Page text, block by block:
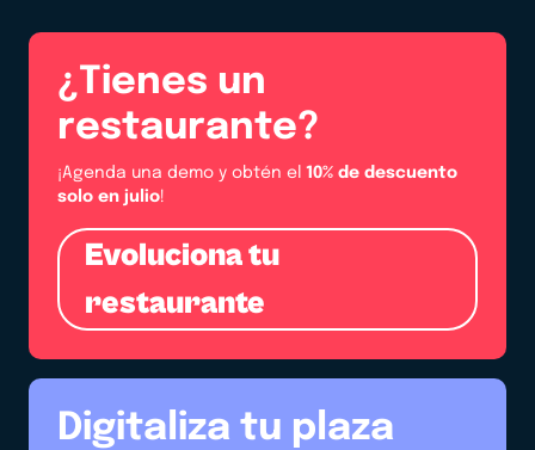
¿Tienes un
restaurante?
¡Agenda una demo y obtén el 10% de descuento
solo en julio!
Evoluciona tu
restaurante
Digitaliza tu plaza